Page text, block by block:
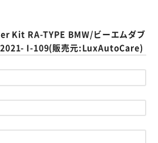
Kit RA-TYPE BMW/ビーエムダブ
I-109(販売元:LuxAutoCare)